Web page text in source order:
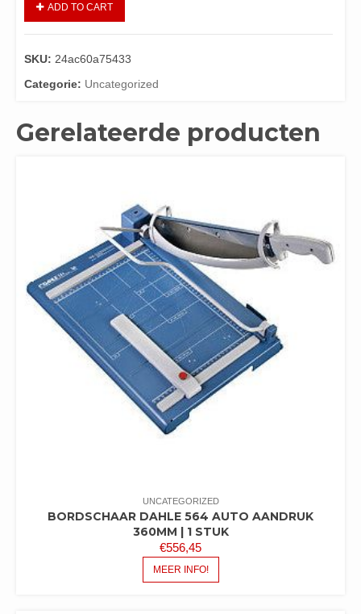
ADD TO CART
SKU: 24ac60a75433
Categorie: Uncategorized
Gerelateerde producten
UNCATEGORIZED
BORDSCHAAR DAHLE 564 AUTO AANDRUK
360MM | 1 STUK
€556,45
MEER INFO!